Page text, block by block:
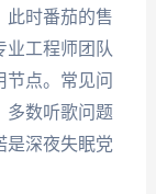
此时番茄的售
业工程师团队
点。常见问
多数听歌问题
是深夜失眠党